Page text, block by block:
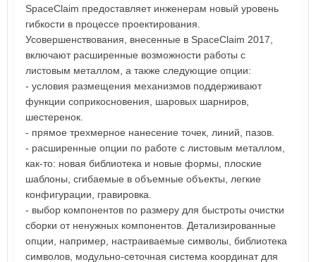
SpaceClaim предоставляет инженерам новый уровень
гибкости в процессе проектирования.
Усовершенствования, внесенные в SpaceClaim 2017,
включают расширенные возможности работы с
листовым металлом, а также следующие опции:
- условия размещения механизмов поддерживают
функции соприкосновения, шаровых шарниров,
шестеренок.
- прямое трехмерное нанесение точек, линий, пазов.
- расширенные опции по работе с листовым металлом,
как-то: новая библиотека и новые формы, плоские
шаблоны, сгибаемые в объемные объекты, легкие
конфигурации, гравировка.
- выбор компонентов по размеру для быстроты очистки
сборки от ненужных компонентов. Детализированные
опции, например, настраиваемые символы, библиотека
символов, модульно-сеточная система координат для